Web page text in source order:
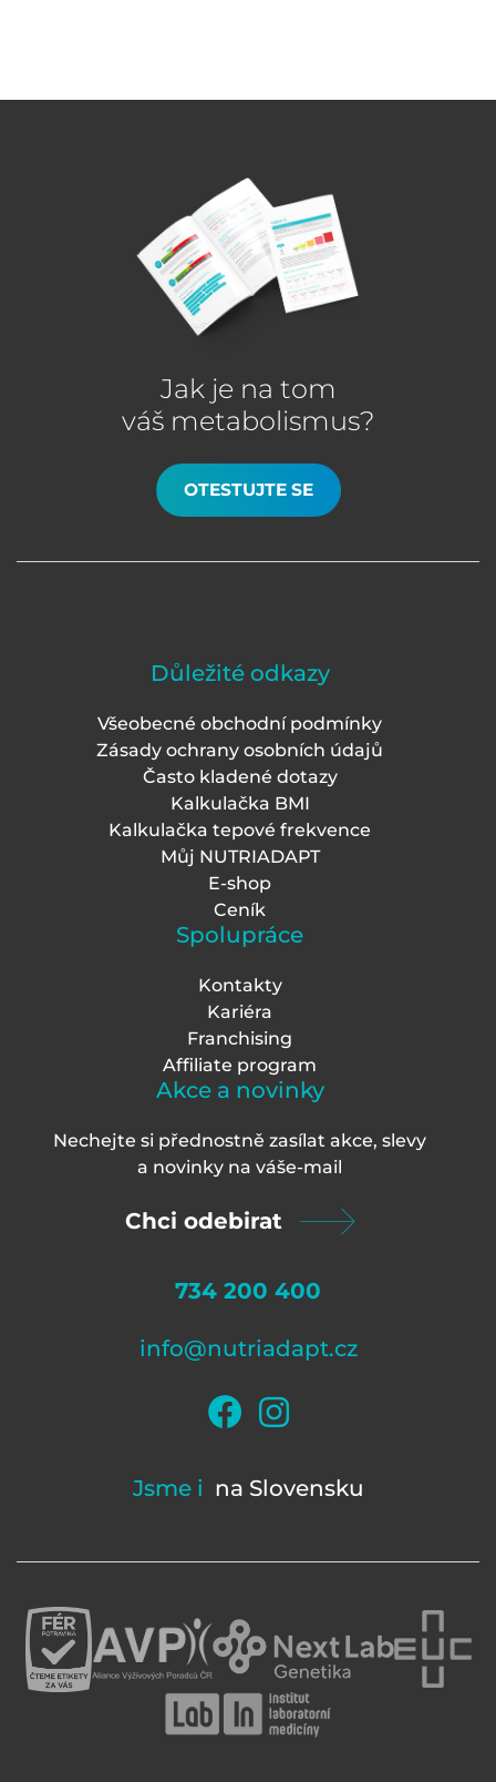
Jak je na tom
váš metabolismus?
OTESTUJTE SE
Důležité odkazy
Všeobecné obchodní podmínky
Zásady ochrany osobních údajů
Často kladené dotazy
Kalkulačka BMI
Kalkulačka tepové frekvence
Můj NUTRIADAPT
E-shop
Ceník
Spolupráce
Kontakty
Kariéra
Franchising
Affiliate program
Akce a novinky
Nechejte si přednostně zasílat akce, slevy
a novinky na váše-mail
Chci odebirat
734 200 400
info@nutriadapt.cz
Jsme i na Slovensku